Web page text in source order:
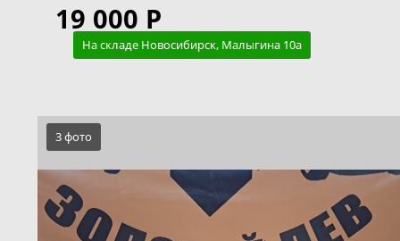
19 000 Р
На складе Новосибирск, Малыгина 10а
3 фото